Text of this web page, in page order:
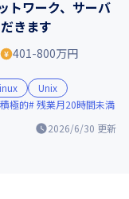
トワーク、サーバ
きます
2026/6/30 更新
401-800万円
Unix
極的 残業月20時間未満